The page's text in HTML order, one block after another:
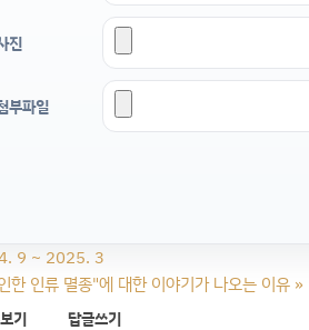
진
부파일
9 ~ 2025. 3
한 인류 멸종"에 대한 이야기가 나오는 이유 »
기
답글쓰기